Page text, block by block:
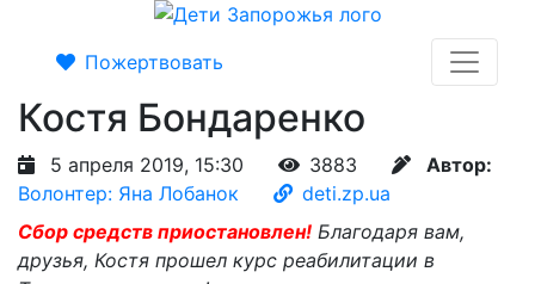
Пожертвовать
Костя Бондаренко
5 апреля 2019, 15:30 3883
Автор:
Волонтер: Яна Лобанок
deti.zp.ua
Сбор средств приостановлен! Благодаря вам,
друзья, Костя прошел курс реабилитации в